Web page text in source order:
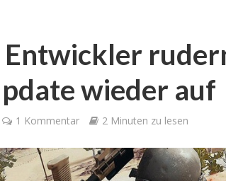
Entwickler
wieder auf
1 Kommentar 2 Minuten zu lesen